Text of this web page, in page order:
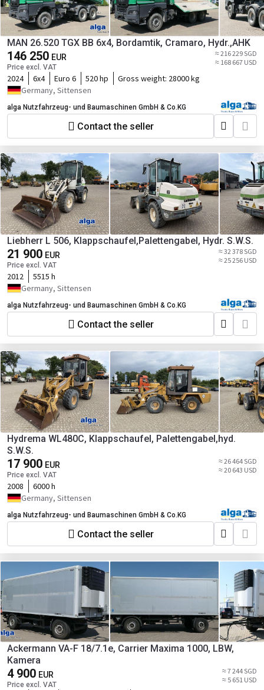
MAN 26.520 TGX BB 6x4, Bordamtik, Cramaro, Hydr.,AHK
146 250 EUR
Price excl. VAT
≈ 216 229 SGD
≈ 168 667 USD
2024 6x4 Euro 6 520 hp Gross weight: 28000 kg
Germany, Sittensen
alga Nutzfahrzeug- und Baumaschinen GmbH & Co.KG
Contact the seller
Liebherr L 506, Klappschaufel,Palettengabel, Hydr. S.W.S.
21 900 EUR
Price excl. VAT
≈ 32 378 SGD
≈ 25 256 USD
2012
5515 h
Germany, Sittensen
alga Nutzfahrzeug- und Baumaschinen GmbH & Co.KG
Contact the seller
Hydrema WL480C, Klappschaufel, Palettengabel,hyd.
S.W.S.
17 900 EUR
Price excl. VAT
≈ 26 464 SGD
≈ 20 643 USD
2008
6000 h
Germany, Sittensen
alga Nutzfahrzeug- und Baumaschinen GmbH & Co.KG
Contact the seller
Ackermann VA-F 18/7.1e, Carrier Maxima 1000, LBW,
Kamera
4 900 EUR
Price excl. VAT
≈ 7 244 SGD
≈ 5 651 USD